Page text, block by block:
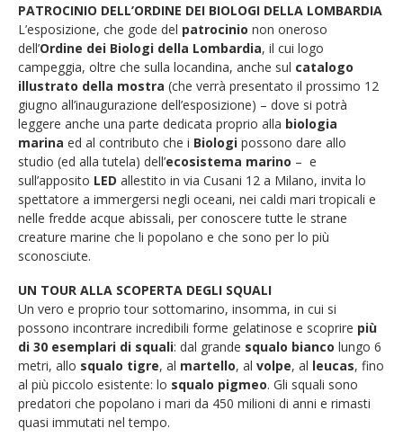
PATROCINIO DELL’ORDINE DEI BIOLOGI DELLA LOMBARDIA
L’esposizione, che gode del patrocinio non oneroso
dell’Ordine dei Biologi della Lombardia, il cui logo
campeggia, oltre che sulla locandina, anche sul catalogo
illustrato della mostra (che verrà presentato il prossimo 12
giugno all’inaugurazione dell’esposizione) – dove si potrà
leggere anche una parte dedicata proprio alla biologia
marina ed al contributo che i Biologi possono dare allo
studio (ed alla tutela) dell’ecosistema marino – e
sull’apposito LED allestito in via Cusani 12 a Milano, invita lo
spettatore a immergersi negli oceani, nei caldi mari tropicali e
nelle fredde acque abissali, per conoscere tutte le strane
creature marine che li popolano e che sono per lo più
sconosciute.
UN TOUR ALLA SCOPERTA DEGLI SQUALI
Un vero e proprio tour sottomarino, insomma, in cui si
possono incontrare incredibili forme gelatinose e scoprire più
di 30 esemplari di squali: dal grande squalo bianco lungo 6
metri, allo squalo tigre, al martello, al volpe, al leucas, fino
al più piccolo esistente: lo squalo pigmeo. Gli squali sono
predatori che popolano i mari da 450 milioni di anni e rimasti
quasi immutati nel tempo.